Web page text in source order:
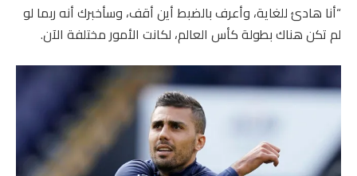
“أنا هادئ للغاية، وأعرف بالضبط أين أقف، وسأخبرك أنه ربما لو
لم تكن هناك بطولة كأس العالم، لكانت الأمور مختلفة الآن.